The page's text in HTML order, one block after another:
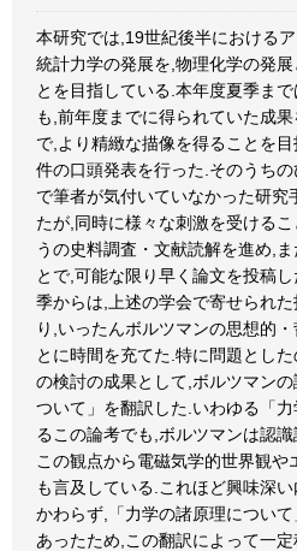
本研究では,19世紀後半における
統計力学の発展を,物理化学の発
とを目指している.本年度夏季ま
も,前年度までに得られていた成
で,より精緻な描像を得ることを
件の口頭発表を行った.そのうち
で筆者が気付いていなかった研究
たが,同時に様々な刺激を受ける
うの史料調査・文献読解を進め,
とで,可能な限り早く論文を投稿
季からは,上述の学会で寄せられ
り,いったんボルツマンの思想的
とに時間を充てた.特に問題とし
の検討の成果として,ボルツマン
ついて」を翻訳した.いわゆる「
るこの論考でも,ボルツマンは認
この観点から電磁気学的世界観や
も言及している.これほど興味深
かわらず,「力学の諸原理につい
あったため,この翻訳によって一